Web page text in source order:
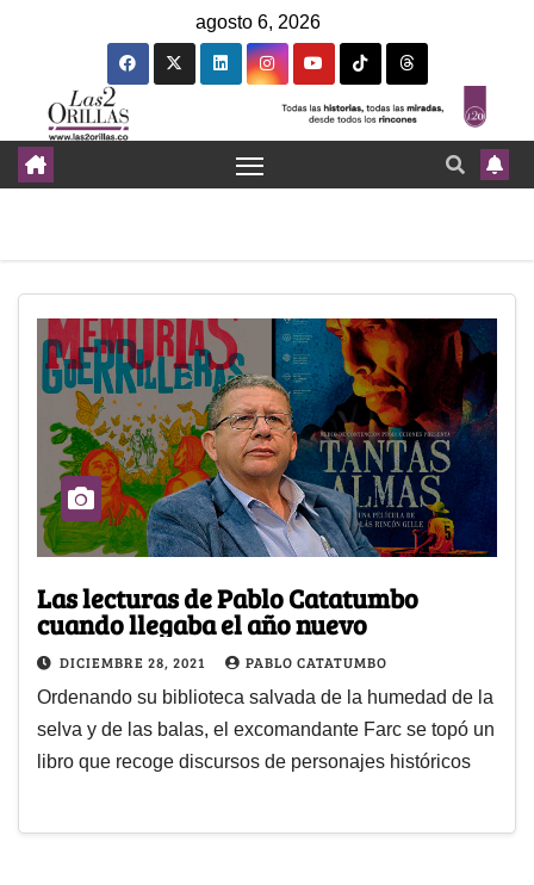
agosto 6, 2026
Las lecturas de Pablo Catatumbo
cuando llegaba el año nuevo
DICIEMBRE 28, 2021 PABLO CATATUMBO
Ordenando su biblioteca salvada de la humedad de la
selva y de las balas, el excomandante Farc se topó un
libro que recoge discursos de personajes históricos